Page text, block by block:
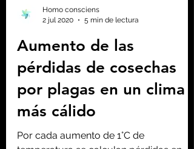
Homo consciens
2 jul 2020
5 min de lectura
Aumento de las
pérdidas de cosechas